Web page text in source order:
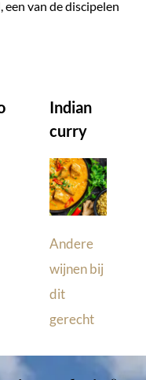
van de discipelen
Indian
curry
Andere
wijnen bij
dit
gerecht